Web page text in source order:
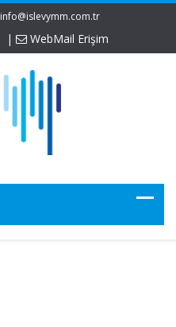
info@islevymm.com.tr
| WebMail Erişim